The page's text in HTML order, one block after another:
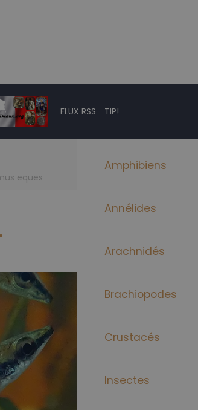
FLUX RSS TIP!
eques
Amphibiens
Annélides
Arachnidés
Brachiopodes
Crustacés
Insectes